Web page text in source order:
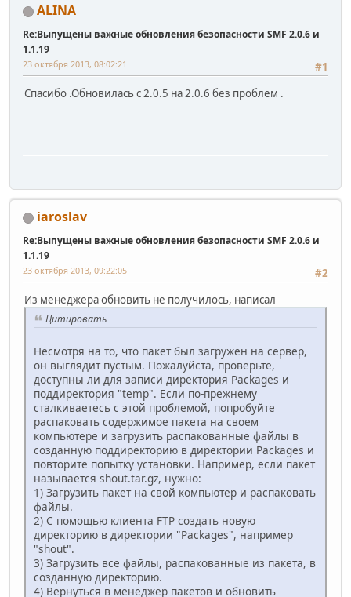
ALINA
Re:Выпущены важные обновления безопасности SMF 2.0.6 и
1.1.19
#1
23 октября 2013, 08:02:21
Спасибо .Обновилась с 2.0.5 на 2.0.6 без проблем .
iaroslav
Re:Выпущены важные обновления безопасности SMF 2.0.6 и
1.1.19
#2
23 октября 2013, 09:22:05
Из менеджера обновить не получилось, написал
Цитировать
Несмотря на то, что пакет был загружен на сервер,
он выглядит пустым. Пожалуйста, проверьте,
доступны ли для записи директория Packages и
поддиректория "temp". Если по-прежнему
сталкиваетесь с этой проблемой, попробуйте
распаковать содержимое пакета на своем
компьютере и загрузить распакованные файлы в
созданную поддиректорию в директории Packages и
повторите попытку установки. Например, если пакет
называется shout.tar.gz, нужно:
1) Загрузить пакет на свой компьютер и распаковать
файлы.
2) С помощью клиента FTP создать новую
директорию в директории "Packages", например
"shout".
3) Загрузить все файлы, распакованные из пакета, в
созданную директорию.
4) Вернуться в менеджер пакетов и обновить